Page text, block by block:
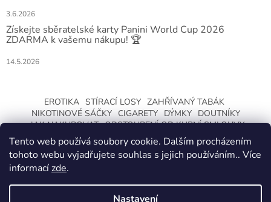
Tento web používá soubory cookie. Dalším procházením
tohoto webu vyjadřujete souhlas s jejich používáním.. Více
informacízde.
Nastavení
3.6.2026
Získejte sběratelské karty Panini World Cup 2026
ZDARMA k vašemu nákupu! 🏆
14.5.2026
EROTIKA STÍRACÍ LOSY ZAHŘÍVANÝ TABÁK
NIKOTINOVÉ SÁČKY CIGARETY DÝMKY
DOUTNÍKY
JAK NAKUPOVAT ODSTOUPENÍ OD KUPNÍ SMLOUVY